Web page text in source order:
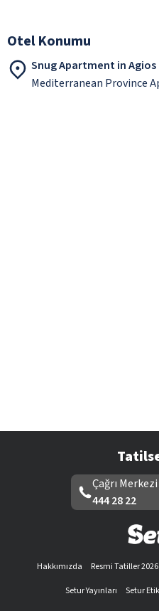
Otel Konumu
Snug Apartment in
Mediterranean Province
Çağrı Merkezi
444 28 22
Hakkımızda Resmi Tatiller 2026
Setur Yayınları
Setur